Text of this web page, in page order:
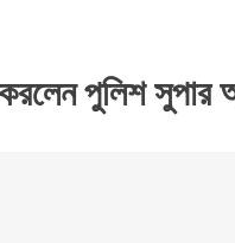
করলেন পুলিশ